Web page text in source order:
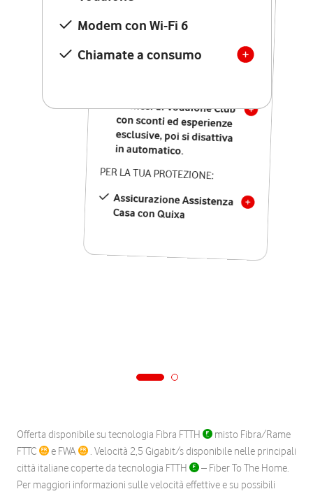
Modem con Wi-Fi 6
Chiamate a consumo
Modem Seven con Wi-Fi 7
Chiamate illimitate verso
numeri fissi e mobili
nazionali
12 mesi di Vodafone Club
con sconti ed esperienze
esclusive, poi si disattiva
in automatico.
PER LA TUA PROTEZIONE:
Assicurazione Assistenza
Casa con Quixa
Offerta disponibile su tecnologia Fibra FTTH
misto Fibra/Rame
FTTC
e FWA
. Velocità 2,5 Gigabit/s disponibile nelle principali
città italiane coperte da tecnologia FTTH
– Fiber To The Home.
Per maggiori informazioni sulle velocità effettive e su possibili